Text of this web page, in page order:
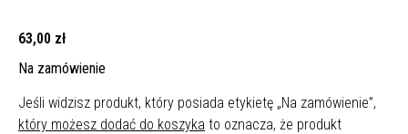
63,00 zł
Jeśli widzisz produkt, który posiada etykietę „Na zamówienie”,
który możesz dodać do koszyka to oznacza, że produkt
Na zamówienie